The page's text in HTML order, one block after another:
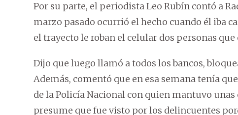
Por su parte, el periodista Leo Rubín contó a
marzo pasado ocurrió el hecho cuando él iba
el trayecto le roban el celular dos personas
Dijo que luego llamó a todos los bancos,
Además, comentó que en esa semana tenía
de la Policía Nacional con quien mantuvo
presume que fue visto por los delincuentes